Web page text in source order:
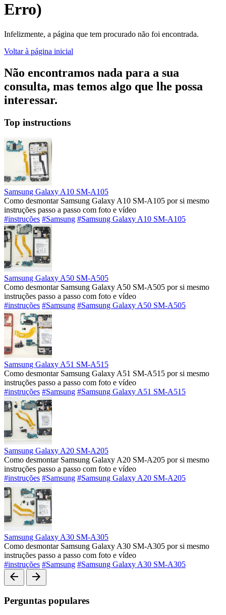
Erro)
Infelizmente, a página que tem procurado não foi encontrada.
Voltar à página inicial
Não encontramos nada para a sua
consulta, mas temos algo que lhe possa
interessar.
Top instructions
Samsung Galaxy A10 SM-A105
Como desmontar Samsung Galaxy A10 SM-A105 por si mesmo
instruções passo a passo com foto e vídeo
#instruções #Samsung #Samsung Galaxy A10 SM-A105
Samsung Galaxy A50 SM-A505
Como desmontar Samsung Galaxy A50 SM-A505 por si mesmo
instruções passo a passo com foto e vídeo
#instruções #Samsung #Samsung Galaxy A50 SM-A505
Samsung Galaxy A51 SM-A515
Como desmontar Samsung Galaxy A51 SM-A515 por si mesmo
instruções passo a passo com foto e vídeo
#instruções #Samsung #Samsung Galaxy A51 SM-A515
Samsung Galaxy A20 SM-A205
Como desmontar Samsung Galaxy A20 SM-A205 por si mesmo
instruções passo a passo com foto e vídeo
#instruções #Samsung #Samsung Galaxy A20 SM-A205
Samsung Galaxy A30 SM-A305
Como desmontar Samsung Galaxy A30 SM-A305 por si mesmo
instruções passo a passo com foto e vídeo
#instruções #Samsung #Samsung Galaxy A30 SM-A305
arrow_back arrow_forward
Perguntas populares